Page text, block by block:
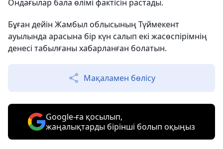
Ондағылар бала өлімі фактісін растады.
Бұған дейін Жамбыл облысының Түймекент
ауылында арасына бір күн салып екі жасөспірімнің
денесі табылғаны хабарланған болатын.
Мақаламен бөлісу
Google-ға қосылып,
жаңалықтарды бірінші болып оқыңыз